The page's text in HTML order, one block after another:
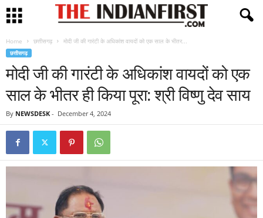
Home छत्तीसगढ़ मोदी जी की गारंटी के अधिकांश वायदों को एक साल के भीतर...
छत्तीसगढ़
मोदी जी की गारंटी के अधिकांश वायदों को एक
साल के भीतर ही किया पूरा: श्री विष्णु देव साय
By NEWSDESK - December 4, 2024